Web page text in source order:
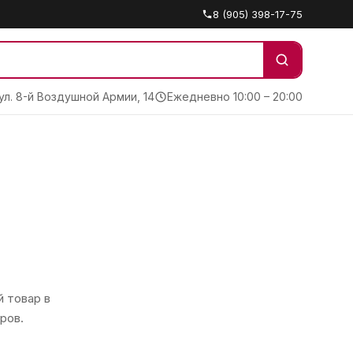
8 (905) 398-17-75
8-й Воздушной Армии, 14 Ежедневно 10:00 – 20:00
товар в